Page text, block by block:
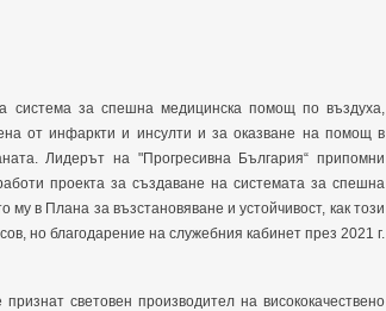
система за спешна медицинска помощ по въздуха,
от инфаркти и инсулти и за оказване на помощ в
Лидерът на "Прогресивна България“ припомни
проекта за създаване на системата за спешна
в Плана за възстановяване и устойчивост, как този
но благодарение на служебния кабинет през 2021 г.
световен производител на висококачествено